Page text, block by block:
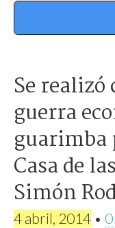
Se
guerra
Casa de
Simón
4 abril, 2014 •